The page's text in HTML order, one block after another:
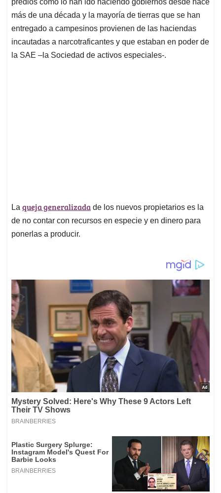
predios como lo han ido haciendo gobiernos desde hace
más de una década y la mayoría de tierras que se han
entregado a campesinos provienen de las haciendas
incautadas a narcotraficantes y que estaban en poder de
la SAE –la Sociedad de activos especiales-.
La queja generalizada de los nuevos propietarios es la
de no contar con recursos en especie y en dinero para
ponerlas a producir.